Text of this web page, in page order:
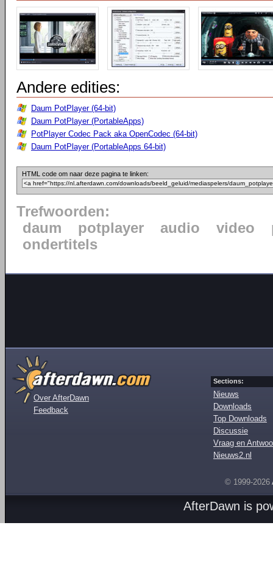
Andere edities:
Daum PotPlayer (64-bit)
Daum PotPlayer (PortableApps)
PotPlayer Codec Pack aka OpenCodec (64-bit)
Daum PotPlayer (PortableApps 64-bit)
HTML code om naar deze pagina te linken:
Trefwoorden:
daum
potplayer audio video
ondertitels
Over AfterDawn
Feedback
Sections:
Nieuws
Downloads
Top Downloads
Discussie
Vraag en
Nieuws2.nl
© 1999-2026
AfterDawn is